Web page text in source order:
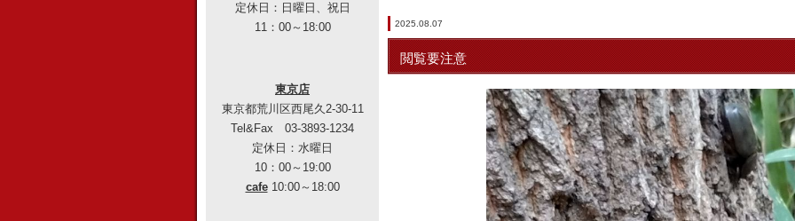
2025.08.07
閲覧要注意
定休日：日曜日、祝日
11：00～18:00
東京店
東京都荒川区西尾久2-30-11
Tel&Fax 03-3893-1234
定休日：水曜日
10：00～19:00
cafe10:00～18:00